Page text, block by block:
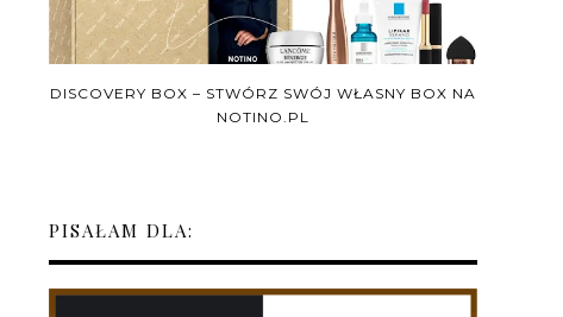
DISCOVERY BOX – STWÓRZ SWÓJ WŁASNY BOX NA
NOTINO.PL
PISAŁAM DLA: